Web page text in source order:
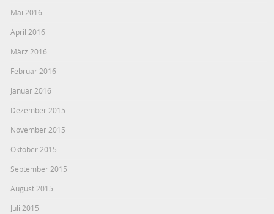
Mai 2016
April 2016
März 2016
Februar 2016
Januar 2016
Dezember 2015
November 2015
Oktober 2015
September 2015
August 2015
Juli 2015